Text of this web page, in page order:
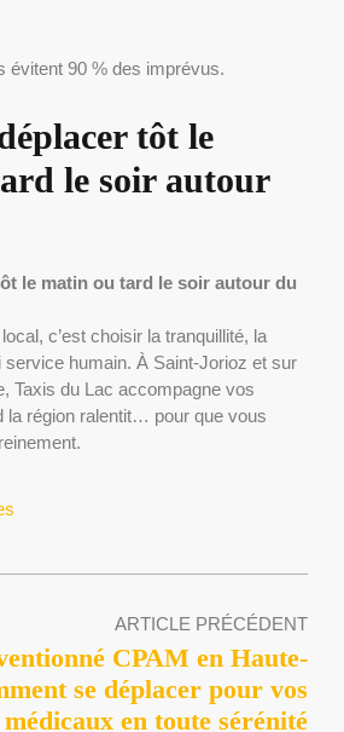
évitent 90 % des imprévus.
tôt le
le soir autour
le matin ou tard le soir autour du
c’est choisir la tranquillité, la
service humain. À Saint-Jorioz et sur
Taxis du Lac accompagne vos
la région ralentit… pour que vous
ARTICLE PRÉCÉDENT
CPAM en Haute-
se déplacer pour vos
en toute sérénité